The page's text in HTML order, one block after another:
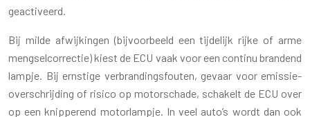
geactiveerd.
Bij milde afwijkingen (bijvoorbeeld een tijdelijk rijke of arme
mengselcorrectie) kiest de ECU vaak voor een continu brandend
lampje. Bij ernstige verbrandingsfouten, gevaar voor emissie-
overschrijding of risico op motorschade, schakelt de ECU over
op een knipperend motorlampje. In veel auto’s wordt dan ook